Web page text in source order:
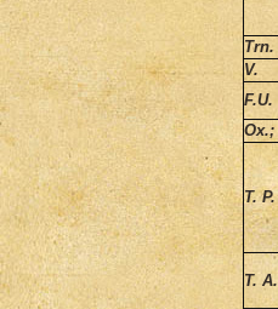
Trn.
V.
F.U.
Ox.;
Т. Р.
Т. А.